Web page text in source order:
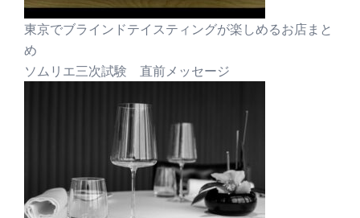
東京でブラインドテイスティングが楽しめるお店まと
め
ソムリエ三次試験 直前メッセージ